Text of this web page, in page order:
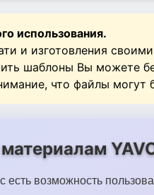
использования.
и изготовления
шаблоны Вы можете
что файлы могут
есть возможность